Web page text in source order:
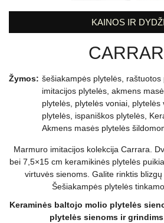
KAINOS IR
Žymos: šešiakampės plytelės, raštuotos
imitacijos plytelės, akmens
plytelės, plytelės voniai, plytelės
plytelės, ispaniškos plytelės,
Akmens masės plytelės
Marmuro imitacijos kolekcija Carrara.
bei 7,5×15 cm keramikinės plytelės
virtuvės sienoms. Galite rinktis
Šešiakampės plytelės
Keraminės baltojo molio plytelės
plytelės sienoms ir